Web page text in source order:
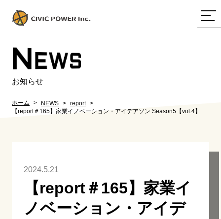
NEWS
お知らせ
ホーム NEWS
report
【report＃165】家業イノベーション・アイデアソン Season5【vol.4】
2024.5.21
【report＃165】家業イ
ノベーション・アイデ